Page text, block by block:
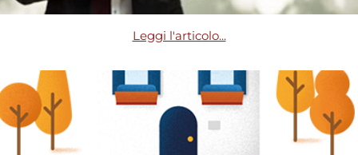
Leggi l'articolo...